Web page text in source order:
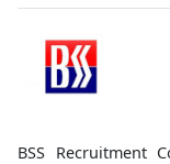
BSS Recruitment